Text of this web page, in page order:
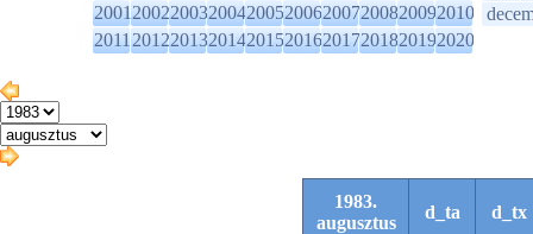
2001200220032004200520062007200820092010
2011201220132014201520162017201820192020
1983.
augusztus
d_ta d_tx